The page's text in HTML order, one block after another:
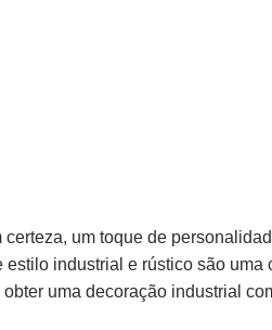
um toque de
estilo industrial e rústico são
uma decoração industrial